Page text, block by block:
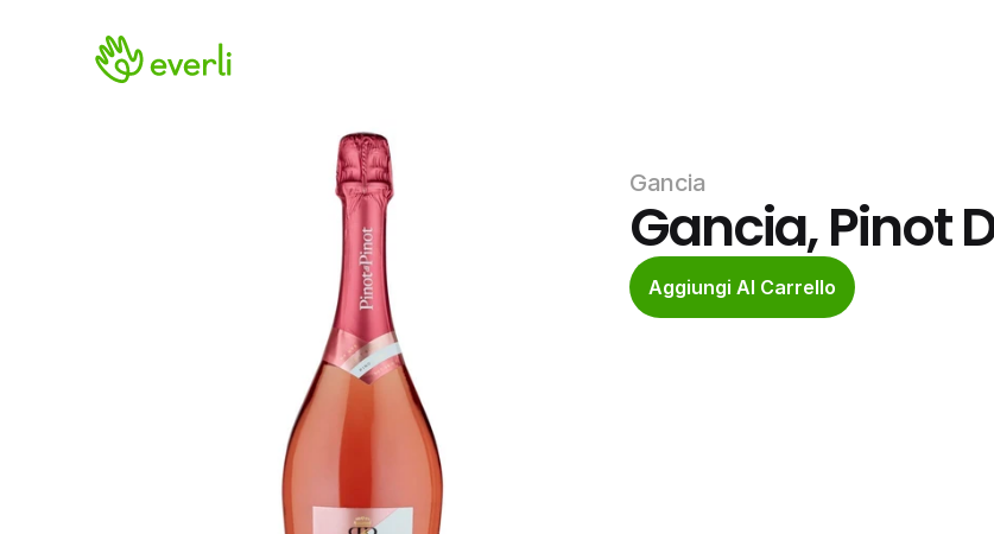
Gancia
Gancia, Pinot
Aggiungi Al Carrello